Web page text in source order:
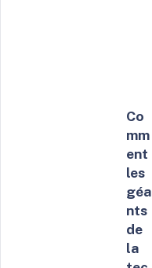
Co
mm
ent
les
géa
nts
de
la